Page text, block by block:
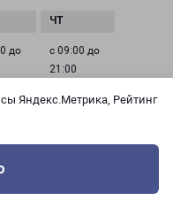
Яндекс.Метрика, Рейтинг
до
с 09:00 до
21:00